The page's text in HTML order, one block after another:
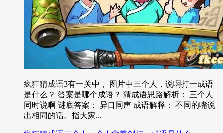
疯狂猜成语3有一关中， 图片中三个人，说啊打一成语
是什么？ 答案是哪个成语？ 猜成语思路解析： 三个人
同时说啊 谜底答案： 异口同声 成语解释： 不同的嘴说
出相同的话。指大家...